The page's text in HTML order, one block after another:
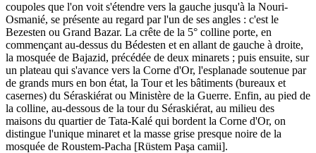
coupoles que l'on voit s'étendre vers la gauche jusqu'à la Nouri-
Osmanié, se présente au regard par l'un de ses angles : c'est le
Bezesten ou Grand Bazar. La crête de la 5° colline porte, en
commençant au-dessus du Bédesten et en allant de gauche à droite,
la mosquée de Bajazid, précédée de deux minarets ; puis ensuite, sur
un plateau qui s'avance vers la Corne d'Or, l'esplanade soutenue par
de grands murs en bon état, la Tour et les bâtiments (bureaux et
casernes) du Séraskiérat ou Ministère de la Guerre. Enfin, au pied de
la colline, au-dessous de la tour du Séraskiérat, au milieu des
maisons du quartier de Tata-Kalé qui bordent la Corne d'Or, on
distingue l'unique minaret et la masse grise presque noire de la
mosquée de Roustem-Pacha [Rüstem Paşa camii].